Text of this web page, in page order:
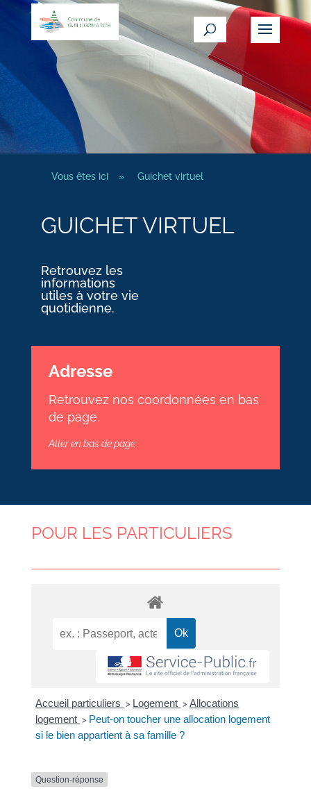
Vous êtes ici » Guichet virtuel
GUICHET VIRTUEL
Retrouvez les
informations
utiles à votre vie
quotidienne.
Adresse
Retrouvez nos coordonnées en bas
de page.
Aller en bas de page
POUR LES PARTICULIERS
Accueil particuliers > Logement > Allocations
logement > Peut-on toucher une allocation logement
si le bien appartient à sa famille ?
Question-réponse